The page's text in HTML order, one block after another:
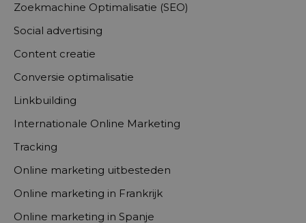
Zoekmachine Optimalisatie (SEO)
Social advertising
Content creatie
Conversie optimalisatie
Linkbuilding
Internationale Online Marketing
Tracking
Online marketing uitbesteden
Online marketing in Frankrijk
Online marketing in Spanje